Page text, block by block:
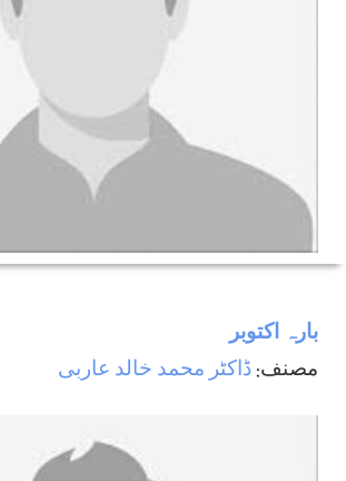
بارہ اکتوبر
مصنف:ڈاکٹر محمد خالد عاربی